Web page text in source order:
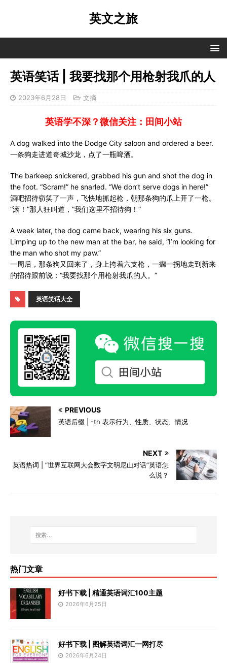
英文之旅
英语笑话 | 我要找那个用枪射我爪的人
2023年6月28日 文摘
英语学不深？微信关注：田间小站
A dog walked into the Dodge City saloon and ordered a beer.
一条狗走进道奇城沙龙，点了一瓶啤酒。
The barkeep snickered, grabbed his gun and shot the dog in
the foot. “Scram!” he snarled. “We don’t serve dogs in here!”
酒吧招待窃笑了一声，飞快地抓起枪，朝那条狗的爪上开了一枪。
“滚！”那人狂叫道，“我们这里不招待狗！”
A week later, the dog came back, wearing his six guns.
Limping up to the new man at the bar, he said, “I’m looking for
the man who shot my paw.”
一周后，那条狗又回来了，身上挎着六支枪，一瘸一拐地走到新来
的招待跟前说：“我要找那个用枪射我爪的人。”
英语笑话大全
PREVIOUS
英语后缀 | -th 表示行为、性质、状态、情况
NEXT
英语热词 | “世界互联网大会数字文明尼山对话”英语怎
么说？
热门文章
好书下载 | 精通英语词汇100主题
2026年6月25日
好书下载 | 图解英语词汇一网打尽
2026年6月24日